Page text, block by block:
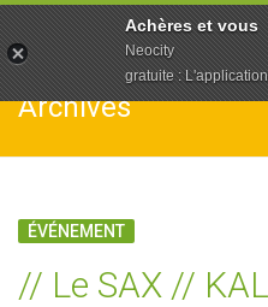
Archives
ÉVÉNEMENT
// Le SAX //
Achères et vous
Neocity
gratuite :